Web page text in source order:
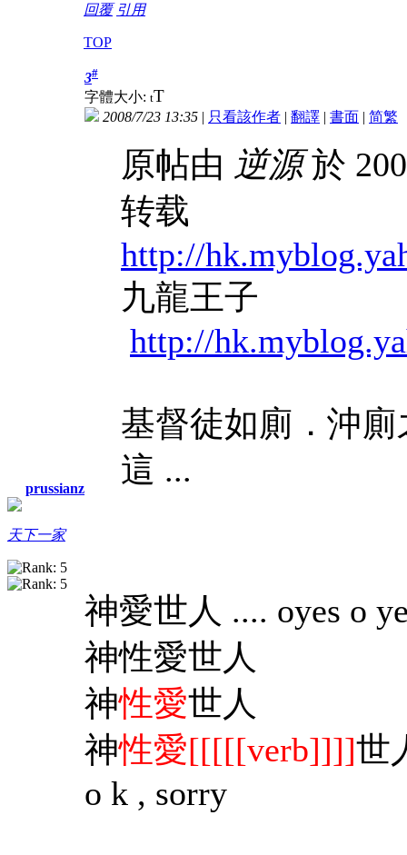
回覆 引用
TOP
prussianz
天下一家
3#
字體大小: tT
2008/7/23 13:35 | 只看該作者 | 翻譯 | 書面 | 简繁
原帖由 逆源於
转载
http://
九龍王子
http://
基督徒如廁．沖
這 ...
神愛世人 .... oyes o
神性愛世人
神性愛世人
神性愛[[[[[verb]]]]世
o k , sorry